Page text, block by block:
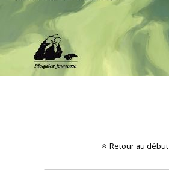
Retour au début